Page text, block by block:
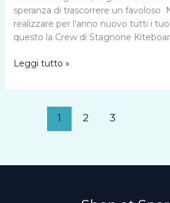
speranza di trascorrere un favoloso
realizzare per l’anno nuovo tutti i
questo la Crew di Stagnone
Auguri
Leggi tutto »
1 2 3